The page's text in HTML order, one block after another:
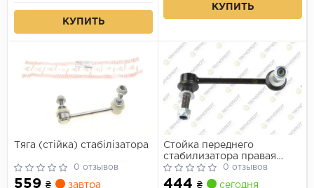
КУПИТЬ
КУПИТЬ
Тяга (стійка) стабілізатора
0 отзывов
559 ₴ завтра
Стойка переднего
стабилизатора правая
Toyota LAND CRUISER (J12)
02-10
0 отзывов
444 ₴ сегодня